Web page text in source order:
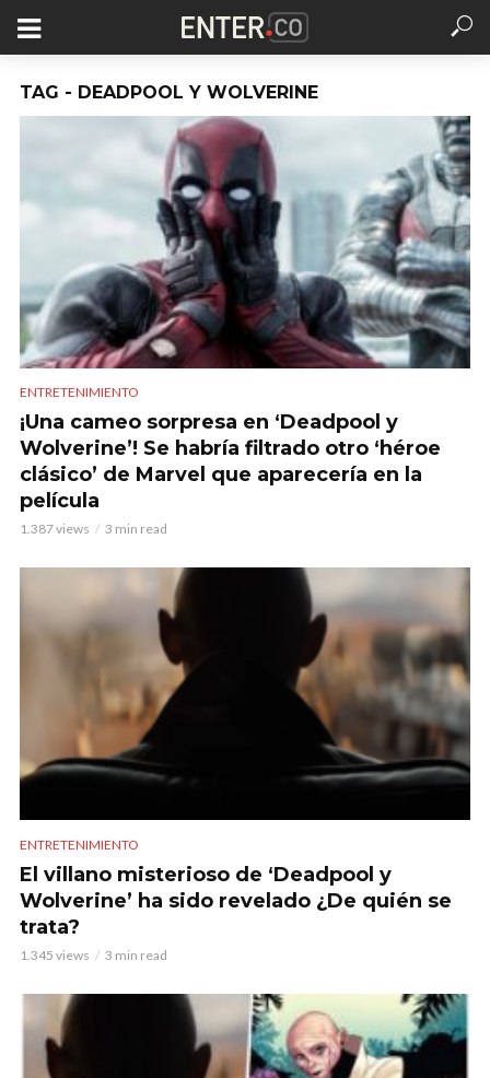
TAG - DEADPOOL Y WOLVERINE
ENTRETENIMIENTO
¡Una cameo sorpresa en ‘Deadpool y
Wolverine’! Se habría filtrado otro ‘héroe
clásico’ de Marvel que aparecería en la
película
1.387 views 3 min read
ENTRETENIMIENTO
El villano misterioso de ‘Deadpool y
Wolverine’ ha sido revelado ¿De quién se
trata?
1.345 views 3 min read